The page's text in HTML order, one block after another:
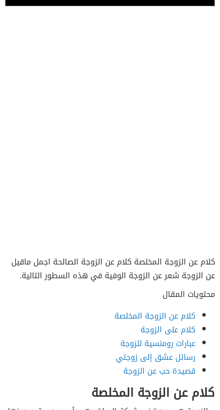
كلام عن الزوجة المخلصة كلام عن الزوجة الصالحة اجمل ماقيل
عن الزوجة شعر عن الزوجة الوفية في هذه السطور التالية.
محتويات المقال
كلام عن الزوجة المخلصة
كلام على الزوجة
عبارات رومنسية للزوجة
رسائل عشق إلى زوجتي
قصيدة حب عن الزوجة
كلام عن الزوجة المخلصة